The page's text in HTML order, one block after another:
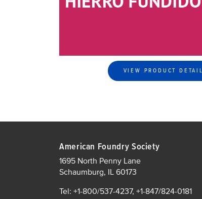
VIEW PRODUCT
American Foundry Society
1695 North Penny Lane
Schaumburg, IL 60173
Tel: +1-800/537-4237, +1-847/824-0181